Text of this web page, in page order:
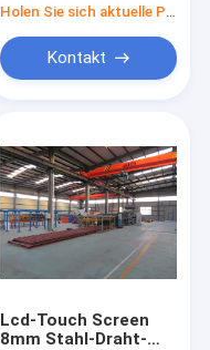
Kontakt
Lcd-Touch Screen
8mm Stahl-Draht-